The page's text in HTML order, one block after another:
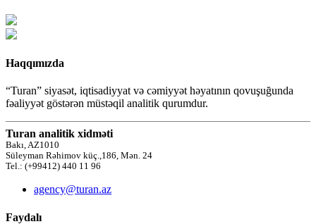
Haqqımızda
“Turan” siyasət, iqtisadiyyat və cəmiyyət həyatının qovuşuğunda
fəaliyyət göstərən müstəqil analitik qurumdur.
Turan analitik xidməti
Bakı, AZ1010
Süleyman Rəhimov küç.,186, Mən. 24
Tel.: (+99412) 440 11 96
agency@turan.az
Faydalı